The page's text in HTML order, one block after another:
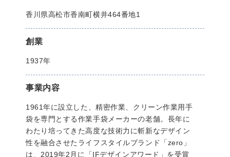
香川県高松市香南町横井464番地1
創業
1937年
事業内容
1961年に設立した、精密作業、クリーン作業用手
袋を専門とする作業手袋メーカーの老舗。長年に
わたり培ってきた高度な技術力に斬新なデザイン
性を融合させたライフスタイルブランド「zero」
は、2019年2月に「IFデザインアワード」を受賞